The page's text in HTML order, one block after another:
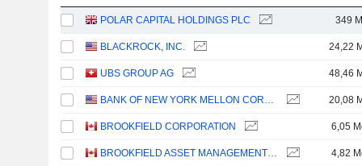
POLAR CAPITAL HOLDINGS PLC 349 M
BLACKROCK, INC. 24,22
UBS GROUP AG 48,46
BANK OF NEW YORK MELLON CORPORATION (THE) 20,08
BROOKFIELD CORPORATION 6,05
BROOKFIELD ASSET MANAGEMENT LTD. 4,82